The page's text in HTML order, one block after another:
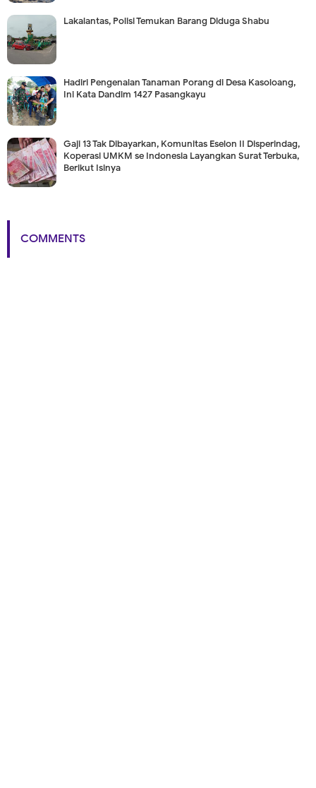
Lakalantas, Polisi Temukan Barang Diduga Shabu
Hadiri Pengenalan Tanaman Porang di Desa Kasoloang,
Ini Kata Dandim 1427 Pasangkayu
Gaji 13 Tak Dibayarkan, Komunitas Eselon II Disperindag,
Koperasi UMKM se Indonesia Layangkan Surat Terbuka,
Berikut Isinya
COMMENTS